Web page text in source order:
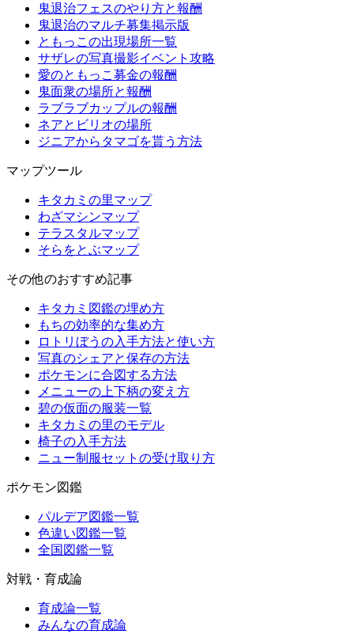
鬼退治フェスのやり方と報酬
鬼退治のマルチ募集掲示版
ともっこの出現場所一覧
サザレの写真撮影イベント攻略
愛のともっこ募金の報酬
鬼面衆の場所と報酬
ラブラブカップルの報酬
ネアとビリオの場所
ジニアからタマゴを貰う方法
マップツール
キタカミの里マップ
わざマシンマップ
テラスタルマップ
そらをとぶマップ
その他のおすすめ記事
キタカミ図鑑の埋め方
もちの効率的な集め方
ロトリぼうの入手方法と使い方
写真のシェアと保存の方法
ポケモンに合図する方法
メニューの上下柄の変え方
碧の仮面の服装一覧
キタカミの里のモデル
椅子の入手方法
ニュー制服セットの受け取り方
ポケモン図鑑
パルデア図鑑一覧
色違い図鑑一覧
全国図鑑一覧
対戦・育成論
育成論一覧
みんなの育成論